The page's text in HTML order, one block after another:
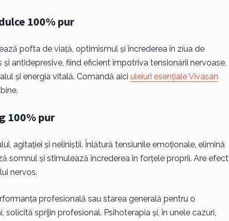
100% pur
pofta de viață, optimismul și încrederea în ziua de
antidepresive, fiind eficient împotriva tensionării nervoase,
și energia vitală. Comandă aici uleiuri esențiale Vivasan
100% pur
agitației și neliniștii. Înlătură tensiunile emoționale, elimină
somnul și stimulează încrederea în forțele proprii. Are efect
nervos.
profesională sau starea generală pentru o
sprijin profesional. Psihoterapia și, în unele cazuri,